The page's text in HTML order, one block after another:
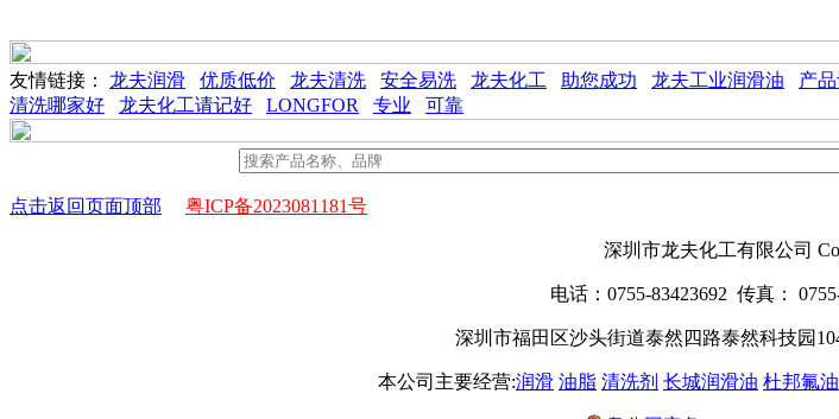
友情链接： 龙夫润滑 优质低价 龙夫清洗 安全易洗 龙夫化工 助您成功 龙夫工业润滑油 产
清洗哪家好
龙夫化工请记好 LONGFOR 专业 可靠
点击返回页面顶部 粤ICP备2023081181号
深圳市龙夫化工有限公司
电话：0755-83423692 传真：
深圳市福田区沙头街道泰然四路泰然科技园
本公司主要经营:润滑 油脂 清洗剂 长城润滑油 杜邦氟油